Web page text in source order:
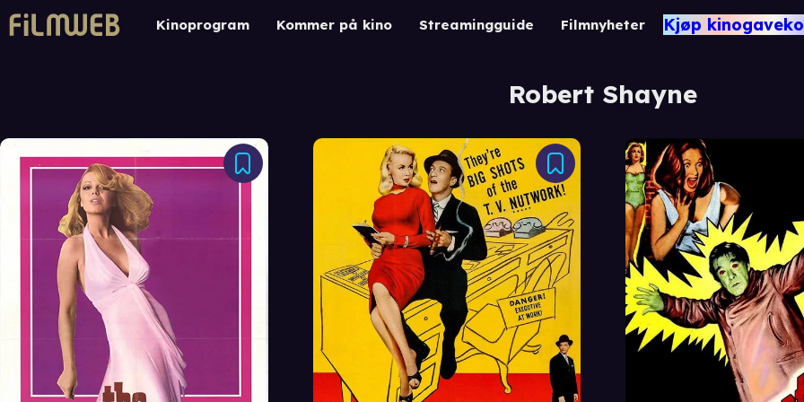
Kinoprogram Kommer på kino Streamingguide Filmnyheter Kjøp
Robert Shayne